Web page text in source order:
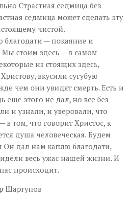
Страстная седмица без
седмица может сделать эту
чистой.
благодати — покаяние и
Мы стоим здесь — в самом
из стоящих здесь,
вкусили сугубую
чем они увидят смерть. Есть и
еще этого не дал, но все без
и узнали, и уверовали, что
в том, что говорит Христос, к
душа человеческая. Будем
Он дал нам каплю благодати,
весь ужас нашей жизни. И
происходит.
Шаргунов